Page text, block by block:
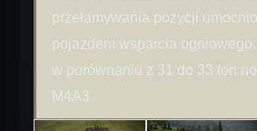
przełamywania pozycji
pojazdem wsparcia
w porównaniu z 31 do 33 ton
M4A3